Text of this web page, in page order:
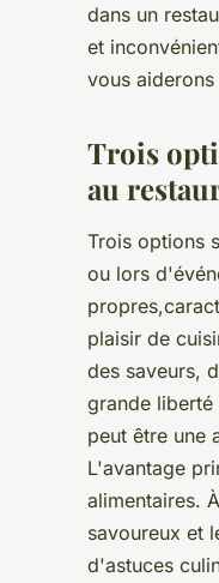
dans un
et
vous
Trois
au
Trois options
ou lors
plaisir de
des saveurs,
grande
peut être une
L'avantage
alimentaires.
savoureux et
d'astuces